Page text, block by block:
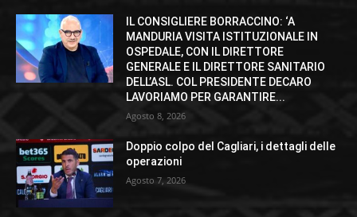
IL CONSIGLIERE BORRACCINO: ‘A
MANDURIA VISITA ISTITUZIONALE IN
OSPEDALE, CON IL DIRETTORE
GENERALE E IL DIRETTORE SANITARIO
DELL’ASL. COL PRESIDENTE DECARO
LAVORIAMO PER GARANTIRE...
Agosto 8, 2026
Doppio colpo del Cagliari, i dettagli delle
operazioni
Agosto 7, 2026